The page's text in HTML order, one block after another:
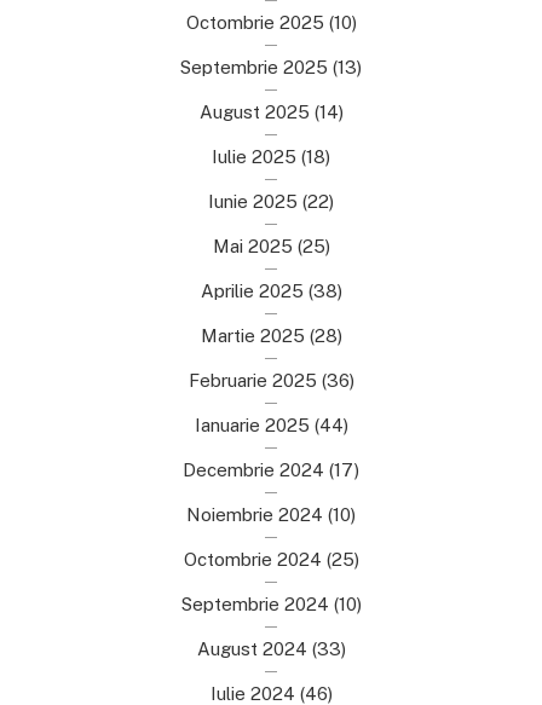
Octombrie 2025 (10)
Septembrie 2025 (13)
August 2025 (14)
Iulie 2025 (18)
Iunie 2025 (22)
Mai 2025 (25)
Aprilie 2025 (38)
Martie 2025 (28)
Februarie 2025 (36)
Ianuarie 2025 (44)
Decembrie 2024 (17)
Noiembrie 2024 (10)
Octombrie 2024 (25)
Septembrie 2024 (10)
August 2024 (33)
Iulie 2024 (46)